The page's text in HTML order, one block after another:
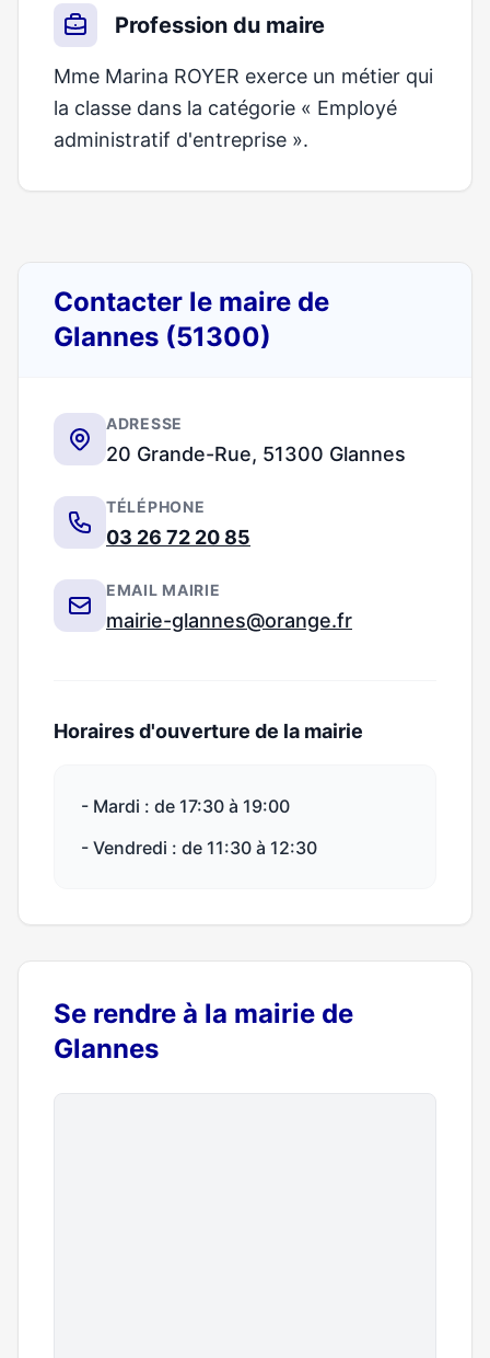
Profession du maire
Mme Marina ROYER exerce un métier qui
la classe dans la catégorie « Employé
administratif d'entreprise ».
Contacter le maire de
Glannes (51300)
ADRESSE
20 Grande-Rue, 51300 Glannes
TÉLÉPHONE
03 26 72 20 85
EMAIL MAIRIE
mairie-glannes@orange.fr
Horaires d'ouverture de la mairie
- Mardi : de 17:30 à 19:00
- Vendredi : de 11:30 à 12:30
Se rendre à la mairie de
Glannes